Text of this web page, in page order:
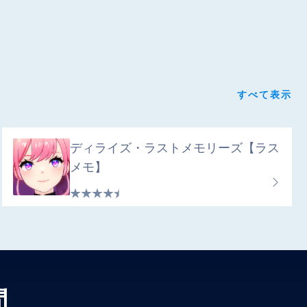
すべて表示
ディライズ・ラストメモリーズ【ラス
メモ】